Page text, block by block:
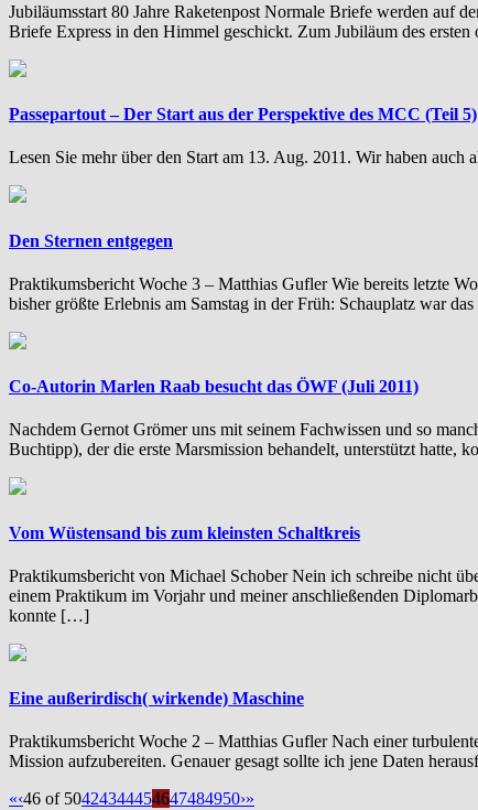
Jubiläumsstart 80 Jahre Raketenpost Normale Briefe werden auf
Briefe Express in den Himmel geschickt. Zum Jubiläum des
Passepartout – Der Start aus der Perspektive des MCC (Teil 5)
Lesen Sie mehr über den Start am 13. Aug. 2011. Wir haben
Den Sternen entgegen
Praktikumsbericht Woche 3 – Matthias Gufler Wie bereits letzte
bisher größte Erlebnis am Samstag in der Früh: Schauplatz war
Co-Autorin Marlen Raab besucht das ÖWF (Juli 2011)
Nachdem Gernot Grömer uns mit seinem Fachwissen und so
Buchtipp), der die erste Marsmission behandelt, unterstützt
Vom Wüstensand bis zum kleinsten Schaltkreis
Praktikumsbericht von Michael Schober Nein ich schreibe nicht
einem Praktikum im Vorjahr und meiner anschließenden
konnte […]
Eine außerirdisch( wirkende) Maschine
Praktikumsbericht Woche 2 – Matthias Gufler Nach einer
Mission aufzubereiten. Genauer gesagt sollte ich jene Daten
«‹46 of 50424344454647484950›»